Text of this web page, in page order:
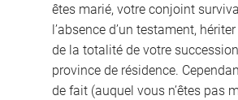
êtes marié, votre conjoint
l’absence d’un testament,
de la totalité de votre
province de résidence.
de fait (auquel vous n’êtes pas